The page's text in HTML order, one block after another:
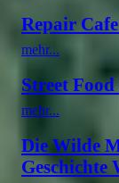
Repair
mehr...
Street
mehr...
Die Wilde
Geschichte